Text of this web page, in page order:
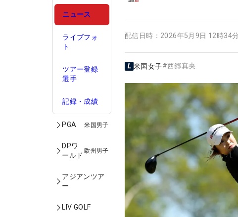
ニュース
ライブフォ
ト
ツアー登録
選手
記録・成績
PGA 米国男子
DPワ
ールド
欧州男子
アジアンツア
ー
LIV GOLF
配信日時： 2026年5月9日 12時34分
米国女子#西郷真央